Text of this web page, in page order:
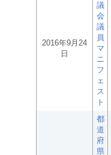
2016年9月24
日
議
会
議
員
マ
ニ
フ
ェ
ス
ト
都
道
府
県